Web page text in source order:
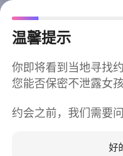
温馨提示
你即将看到当地寻找
您能否保密不泄露女孩
约会之前，我们需要
好
今晚
同城快速匹配